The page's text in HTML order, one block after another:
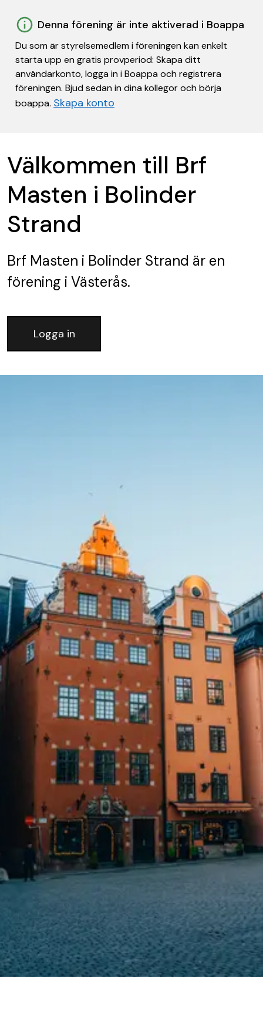
Denna förening är inte aktiverad i Boappa
Du som är styrelsemedlem i föreningen kan enkelt
starta upp en gratis provperiod: Skapa ditt
användarkonto, logga in i Boappa och registrera
föreningen. Bjud sedan in dina kollegor och börja
boappa. Skapa konto
Välkommen till Brf
Masten i Bolinder
Strand
Brf Masten i Bolinder Strand är en
förening i Västerås.
Logga in